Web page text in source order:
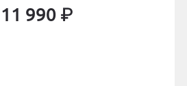
11 990 ₽